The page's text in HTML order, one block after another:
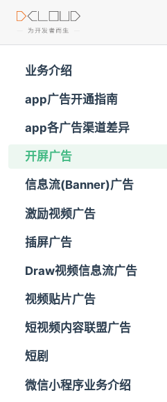
业务介绍
app广告开通指南
app各广告渠道差异
开屏广告
信息流(Banner)广告
激励视频广告
插屏广告
Draw视频信息流广告
视频贴片广告
短视频内容联盟广告
短剧
微信小程序业务介绍